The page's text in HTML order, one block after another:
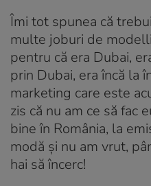
Îmi tot spunea că
multe joburi de
pentru că era Dubai,
prin Dubai, era încă la
marketing care este
zis că nu am ce să fac
bine în România, la
modă și nu am vrut,
hai să încerc!